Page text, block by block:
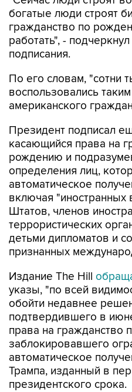
богатые люди строят
гражданство по
работать", -
подписания.
По его словам, "сотни
воспользовались
американского
Президент подписал
касающийся права на
рождению и
определения лиц,
автоматическое
включая
Штатов, членов
террористических
детьми дипломатов и
признанных
Издание The Hill
указы, "по всей
обойти недавнее
подтвердившего в
права на гражданство
заблокировавшего
автоматическое
Трампа, изданный в
президентского срока.